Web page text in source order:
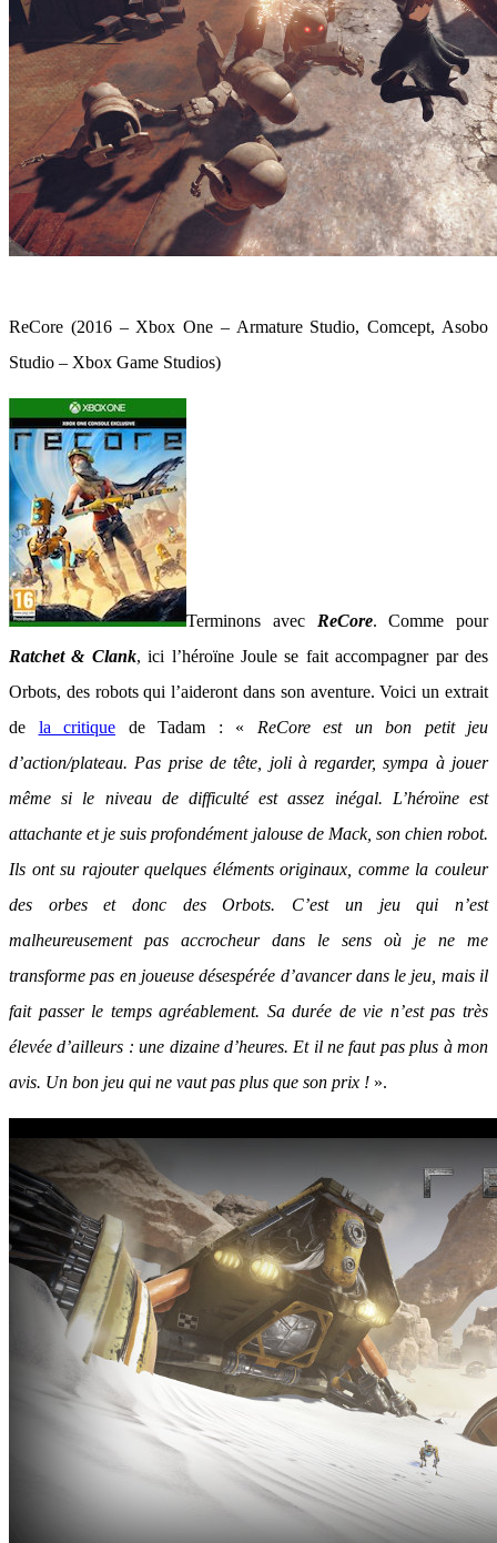
ReCore (2016 – Xbox One – Armature Studio, Comcept, Asobo
Studio – Xbox Game Studios)
Terminons avec ReCore. Comme pour
Ratchet & Clank, ici l’héroïne Joule se fait accompagner par des
Orbots, des robots qui l’aideront dans son aventure. Voici un extrait
de la critique de Tadam : « ReCore est un bon petit jeu
d’action/plateau. Pas prise de tête, joli à regarder, sympa à jouer
même si le niveau de difficulté est assez inégal. L’héroïne est
attachante et je suis profondément jalouse de Mack, son chien robot.
Ils ont su rajouter quelques éléments originaux, comme la couleur
des orbes et donc des Orbots. C’est un jeu qui n’est
malheureusement pas accrocheur dans le sens où je ne me
transforme pas en joueuse désespérée d’avancer dans le jeu, mais il
fait passer le temps agréablement. Sa durée de vie n’est pas très
élevée d’ailleurs : une dizaine d’heures. Et il ne faut pas plus à mon
avis. Un bon jeu qui ne vaut pas plus que son prix ! ».